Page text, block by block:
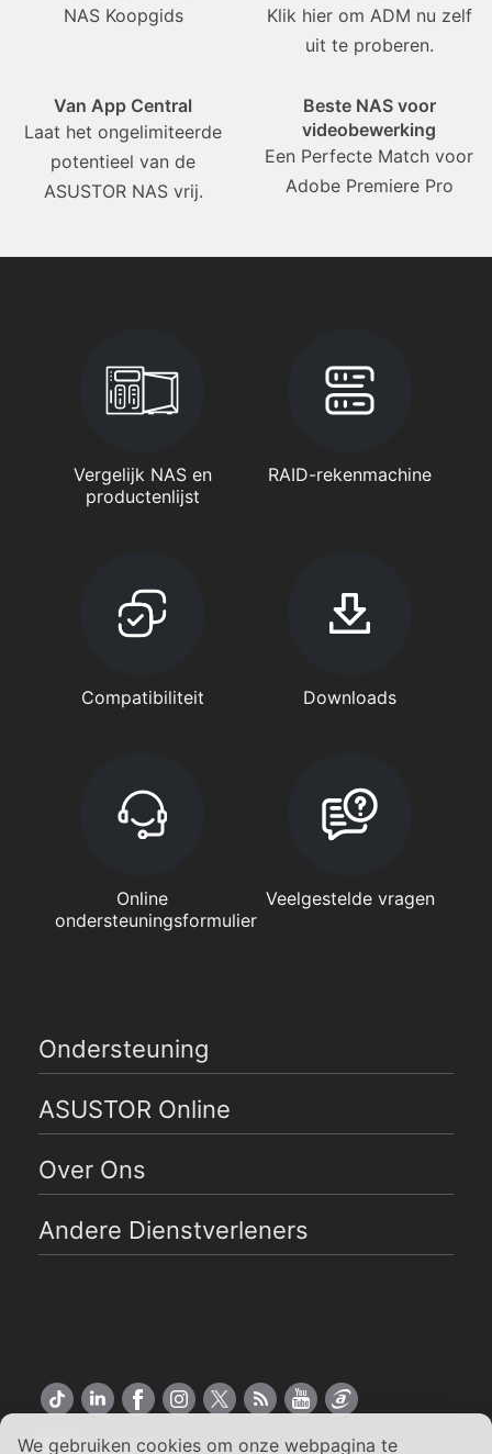
We gebruiken cookies om onze webpagina te
NAS Koopgids
Klik hier om ADM nu zelf
uit te proberen.
Van App Central
Laat het ongelimiteerde
potentieel van de
ASUSTOR NAS vrij.
Beste NAS voor
videobewerking
Een Perfecte Match voor
Adobe Premiere Pro
Vergelijk NAS en
productenlijst
RAID-rekenmachine
Compatibiliteit Downloads
Online
ondersteuningsformulier
Veelgestelde vragen
Ondersteuning
ASUSTOR Online
Over Ons
Andere Dienstverleners